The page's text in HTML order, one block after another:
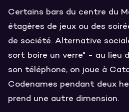
Certains bars du centre du
étagères de jeux ou des
de société. Alternative
sort boire un verre" - au lieu
son téléphone, on joue à
Codenames pendant deux
prend une autre dimension.